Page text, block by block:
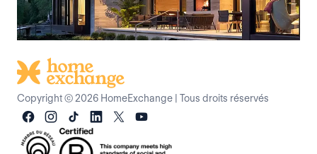
Copyright © 2026 HomeExchange Tous droits réservés